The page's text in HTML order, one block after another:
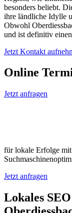
besonders beliebt.
ihre ländliche Idylle
Obwohl
und ist definitiv
Jetzt Kontakt
Online
Jetzt anfragen
für lokale Erfolge
Jetzt anfragen
Lokales